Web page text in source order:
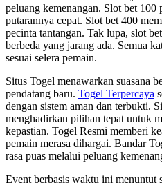
peluang kemenangan. Slot bet 100
putarannya cepat. Slot bet 400
pecinta tantangan. Tak lupa, slot
berbeda yang jarang ada. Semua
sesuai selera pemain.
Situs Togel menawarkan suasana
pendatang baru. Togel Terpercaya
dengan sistem aman dan terbukti.
menghadirkan pilihan tepat untuk
kepastian. Togel Resmi memberi
pemain merasa dihargai. Bandar
rasa puas melalui peluang
Event berbasis waktu ini menuntut